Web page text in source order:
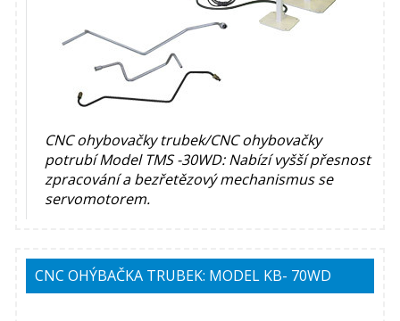
CNC ohybovačky trubek/CNC ohybovačky
potrubí Model TMS -30WD: Nabízí vyšší přesnost
zpracování a bezřetězový mechanismus se
servomotorem.
CNC OHÝBAČKA TRUBEK: MODEL KB- 70WD